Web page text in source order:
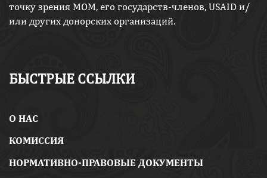
точку зрения МОМ, его государств-членов, USAID и/
или других донорских организаций.
БЫСТРЫЕ ССЫЛКИ
O НАС
КОМИССИЯ
НОРМАТИВНО-ПРАВОВЫЕ ДОКУМЕНТЫ